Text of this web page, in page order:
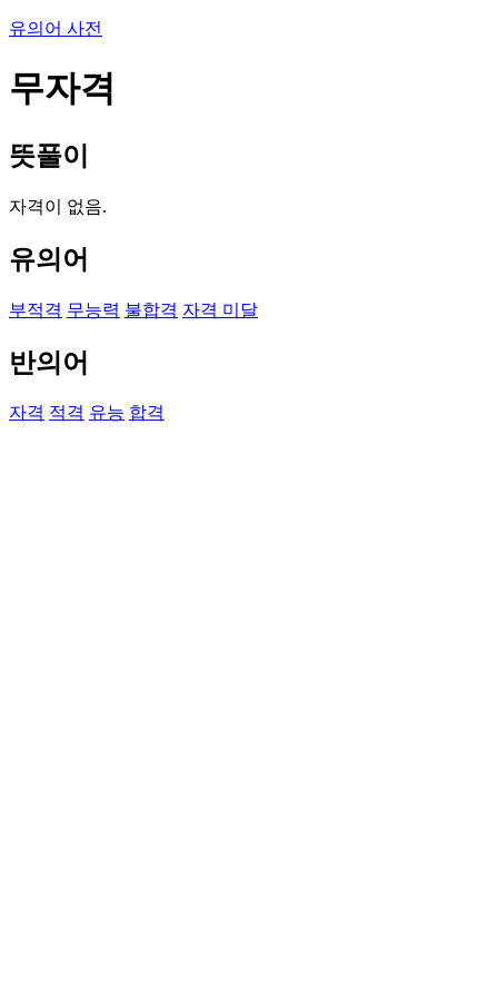
유의어 사전
무자격
뜻풀이
자격이 없음.
유의어
부적격 무능력 불합격 자격 미달
반의어
자격 적격 유능 합격